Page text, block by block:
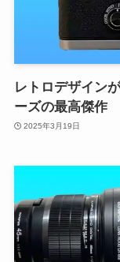
レトロデザイン
ーズの最高傑作
2025年3月19日